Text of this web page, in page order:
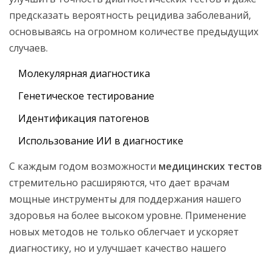
предсказать вероятность рецидива заболеваний,
основываясь на огромном количестве предыдущих
случаев.
Молекулярная диагностика
Генетическое тестирование
Идентификация патогенов
Использование ИИ в диагностике
С каждым годом возможности медицинских тестов
стремительно расширяются, что дает врачам
мощные инструменты для поддержания нашего
здоровья на более высоком уровне. Применение
новых методов не только облегчает и ускоряет
диагностику, но и улучшает качество нашего